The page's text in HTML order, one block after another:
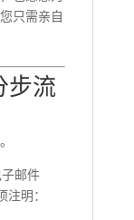
只需亲自
步流
邮件
注明：